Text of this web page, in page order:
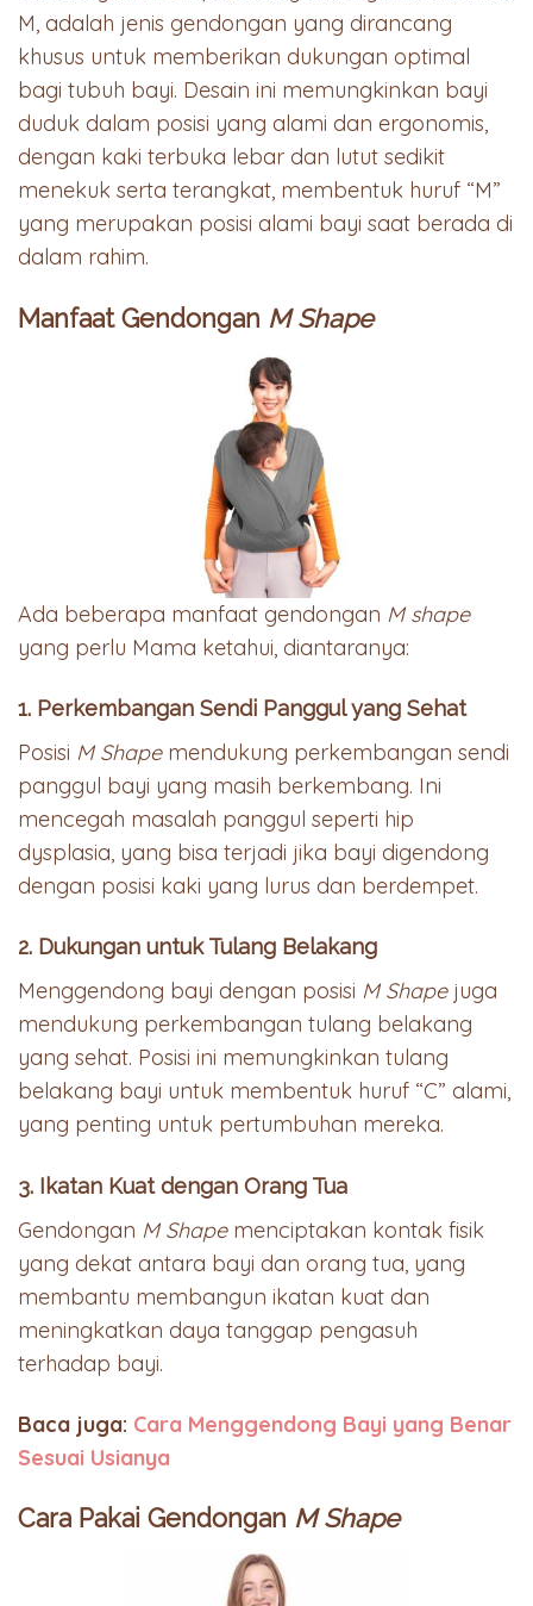
M, adalah jenis gendongan yang dirancang
khusus untuk memberikan dukungan optimal
bagi tubuh bayi. Desain ini memungkinkan bayi
duduk dalam posisi yang alami dan ergonomis,
dengan kaki terbuka lebar dan lutut sedikit
menekuk serta terangkat, membentuk huruf “M”
yang merupakan posisi alami bayi saat berada di
dalam rahim.
Manfaat Gendongan M Shape
Ada beberapa manfaat gendongan M shape
yang perlu Mama ketahui, diantaranya:
1. Perkembangan Sendi Panggul yang Sehat
Posisi M Shapemendukung perkembangan sendi
panggul bayi yang masih berkembang. Ini
mencegah masalah panggul seperti hip
dysplasia, yang bisa terjadi jika bayi digendong
dengan posisi kaki yang lurus dan berdempet.
2. Dukungan untuk Tulang Belakang
Menggendong bayi dengan posisi M Shapejuga
mendukung perkembangan tulang belakang
yang sehat. Posisi ini memungkinkan tulang
belakang bayi untuk membentuk huruf “C” alami,
yang penting untuk pertumbuhan mereka.
3. Ikatan Kuat dengan Orang Tua
Gendongan M Shapemenciptakan kontak fisik
yang dekat antara bayi dan orang tua, yang
membantu membangun ikatan kuat dan
meningkatkan daya tanggap pengasuh
terhadap bayi.
Baca juga: Cara Menggendong Bayi yang Benar
Sesuai Usianya
Cara Pakai Gendongan M Shape